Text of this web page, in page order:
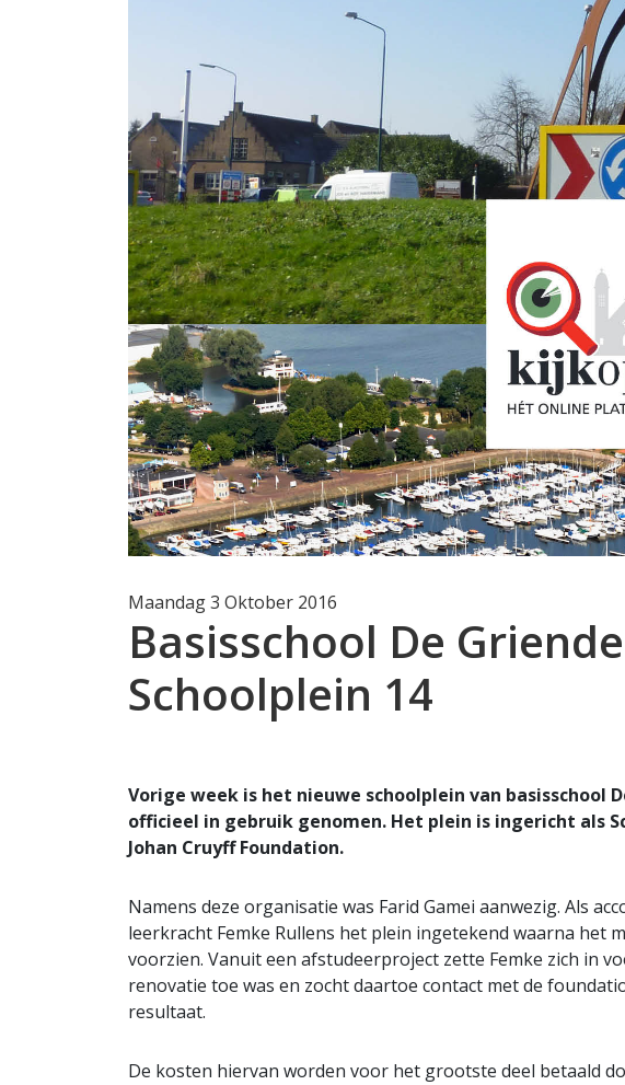
Maandag 3 Oktober 2016
Basisschool De
Schoolplein 14
Vorige week is het nieuwe schoolplein van basisschool
officieel in gebruik genomen. Het plein is ingericht als
Johan Cruyff Foundation.
Namens deze organisatie was Farid Gamei aanwezig. Als
leerkracht Femke Rullens het plein ingetekend waarna het
voorzien. Vanuit een afstudeerproject zette Femke zich in
renovatie toe was en zocht daartoe contact met de
resultaat.
De kosten hiervan worden voor het grootste deel betaald